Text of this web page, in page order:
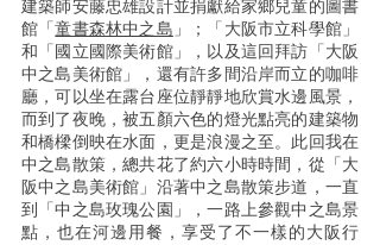
建築師安藤忠雄設計並捐獻給家鄉兒童的圖書
館「童書森林中之島 」；「大阪市立科學館」
和「國立國際美術館」，以及這回拜訪「大阪
中之島美術館」，還有許多間沿岸而立的咖啡
廳，可以坐在露台座位靜靜地欣賞水邊風景，
而到了夜晚，被五顏六色的燈光點亮的建築物
和橋樑倒映在水面，更是浪漫之至。此回我在
中之島散策，總共花了約六小時時間，從「大
阪中之島美術館」沿著中之島散策步道，一直
到「中之島玫瑰公園」，一路上參觀中之島景
點，也在河邊用餐，享受了不一樣的大阪行